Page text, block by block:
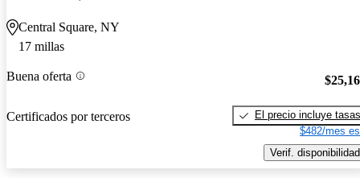
Central Square, NY
17 millas
Buena oferta
Certificados por terceros
El precio incluye tasas
$482/mes
Verif. disponibilidad